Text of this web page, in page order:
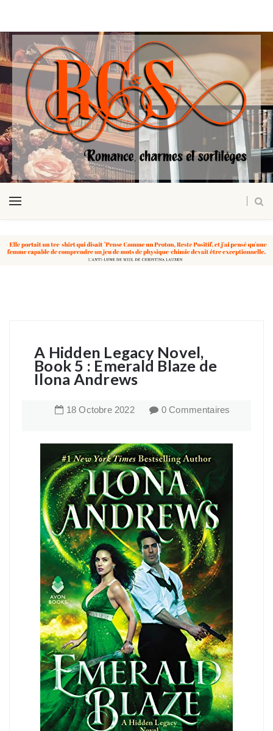
A Hidden Legacy Novel,
Book 5 : Emerald Blaze de
Ilona Andrews
18 Octobre 2022 0 Commentaires